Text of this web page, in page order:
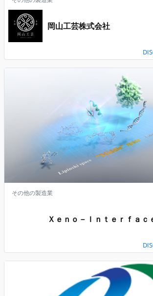
岡山工芸株式会社
その他の製造業
Ｘｅｎｏ－Ｉｎｔｅｒｆａｃ